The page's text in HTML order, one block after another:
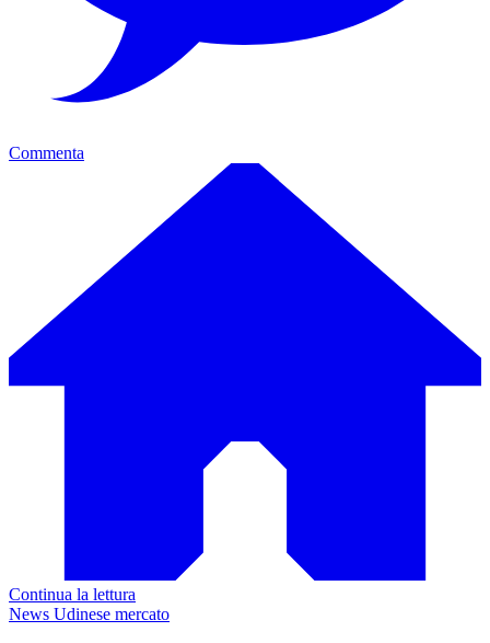
Commenta
Continua la lettura
News Udinese mercato